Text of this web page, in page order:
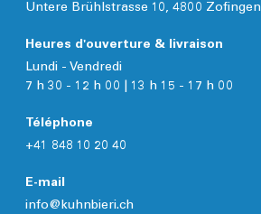
Untere Brühlstrasse 10, 4800 Zofingen
Heures d'ouverture & livraison
Lundi - Vendredi
7 h 30 - 12 h 00 | 13 h 15 - 17 h 00
Téléphone
+41 848 10 20 40
E-mail
info@kuhnbieri.ch